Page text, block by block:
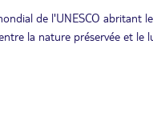
de l'UNESCO abritant
la nature préservée et le